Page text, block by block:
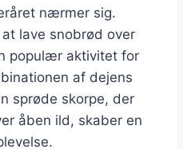
nærmer sig.
lave snobrød over
populær aktivitet for
af dejens
sprøde skorpe, der
åben ild, skaber en